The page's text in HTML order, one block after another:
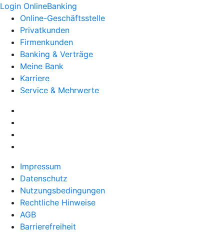
Login OnlineBanking
Online-Geschäftsstelle
Privatkunden
Firmenkunden
Banking & Verträge
Meine Bank
Karriere
Service & Mehrwerte
Impressum
Datenschutz
Nutzungsbedingungen
Rechtliche Hinweise
AGB
Barrierefreiheit